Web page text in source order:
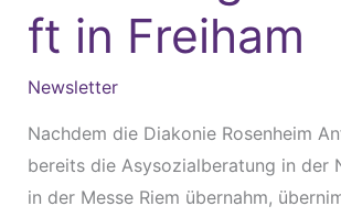
ft in Freiham
Newsletter
Nachdem die Diakonie Rosenheim
bereits die Asysozialberatung in der
in der Messe Riem übernahm,